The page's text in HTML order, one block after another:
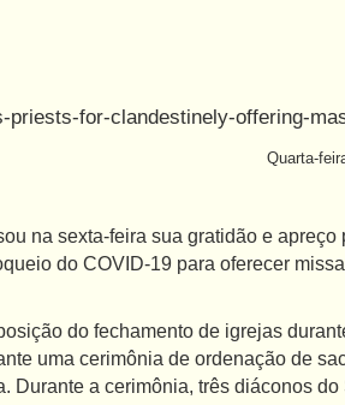
for-clandestinely-offering-
Quarta-
na sexta-feira sua gratidão e apreço
do COVID-19 para oferecer
do fechamento de igrejas
uma cerimônia de ordenação de
Durante a cerimônia, três diáconos